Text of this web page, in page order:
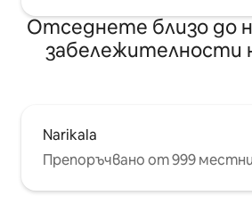
Отседнете близо до
забележителности
Narikala
Препоръчвано от 999